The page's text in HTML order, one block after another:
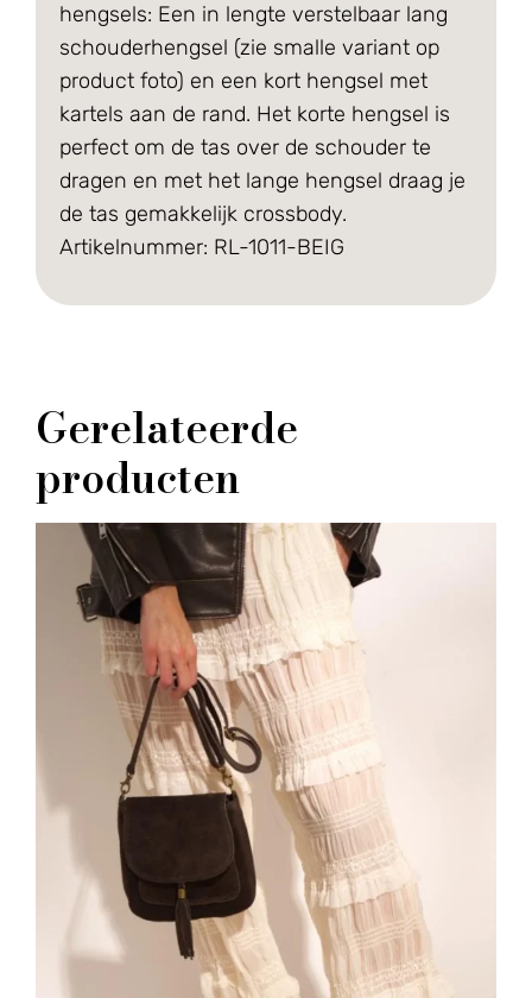
hengsels: Een in lengte verstelbaar lang
schouderhengsel (zie smalle variant op
product foto) en een kort hengsel met
kartels aan de rand. Het korte hengsel is
perfect om de tas over de schouder te
dragen en met het lange hengsel draag je
de tas gemakkelijk crossbody.
Artikelnummer: RL-1011-BEIG
Gerelateerde
producten